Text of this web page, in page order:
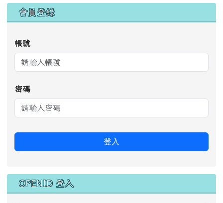
會員登錄
帳號
密碼
登入
OPENID 登入